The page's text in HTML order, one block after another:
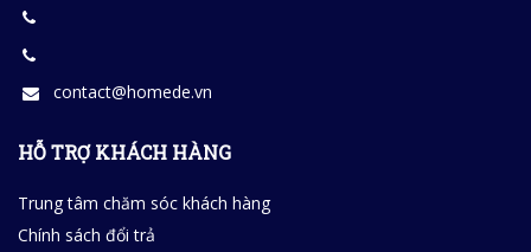
contact@homede.vn
HỖ TRỢ KHÁCH HÀNG
Trung tâm chăm sóc khách hàng
Chính sách đổi trả